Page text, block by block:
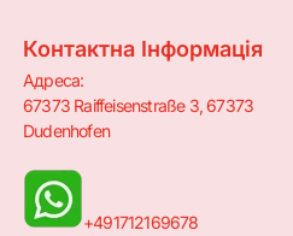
Контактна Інформація
Адреса:
67373 Raiffeisenstraße 3, 67373
Dudenhofen
+491712169678